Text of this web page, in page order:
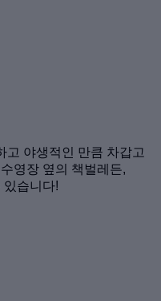
고 야생적인 만큼 차갑고
영장 옆의 책벌레든,
있습니다!